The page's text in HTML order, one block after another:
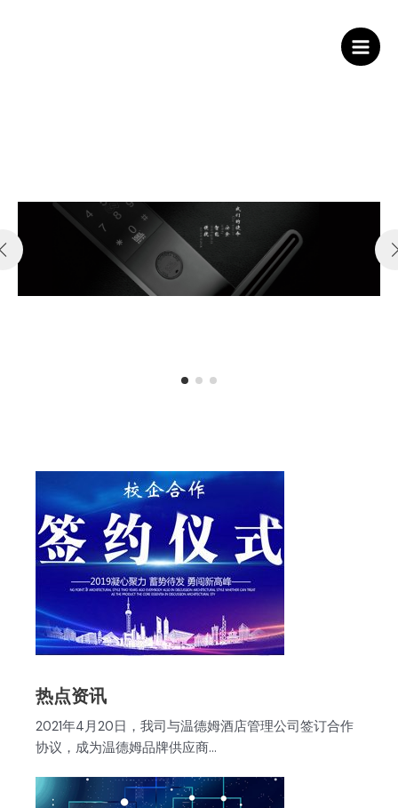
Main
热点资讯
2021年4月20日，我司与温德姆酒店管理公司签订合作
协议，成为温德姆品牌供应商…